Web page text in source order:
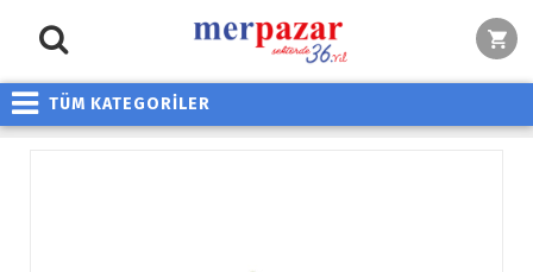
TÜM KATEGORİLER